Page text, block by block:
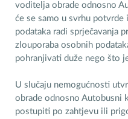
voditelja obrade odnosno
će se samo u svrhu
podataka radi sprječavanja
zlouporaba osobnih
pohranjivati duže nego što
U slučaju nemogućnosti
obrade odnosno Autobusni
postupiti po zahtjevu ili